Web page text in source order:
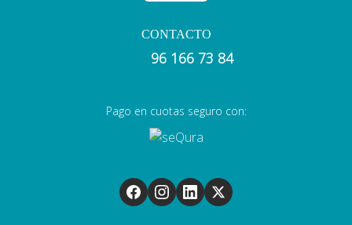
CONTACTO
96 166 73 84
Pago en cuotas seguro con: